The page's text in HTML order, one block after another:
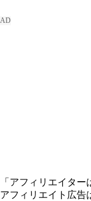
「アフィリエイタ
アフィリエイト広告